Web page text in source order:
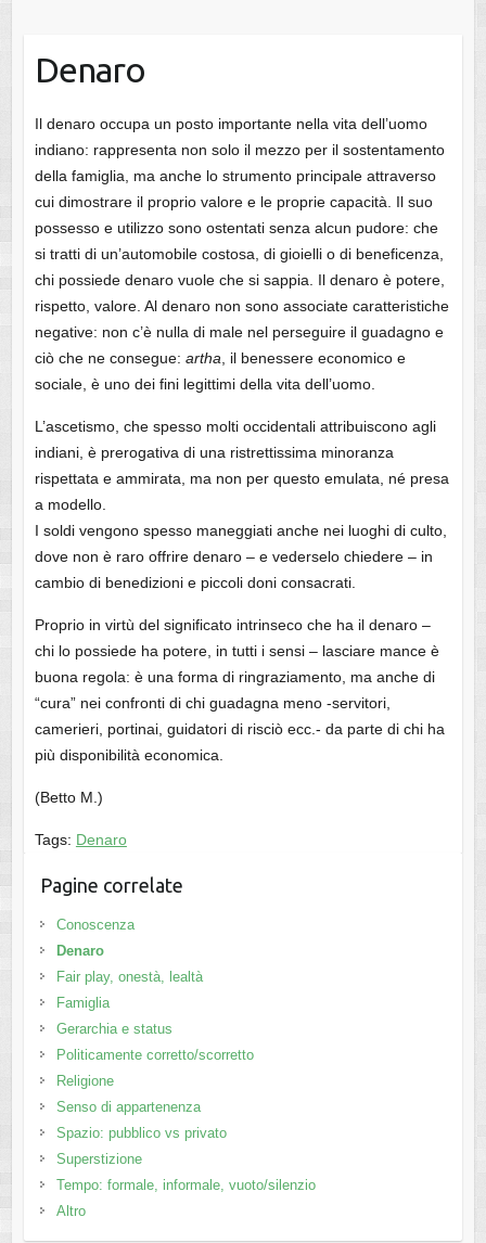
Denaro
Il denaro occupa un posto importante nella vita dell’uomo
indiano: rappresenta non solo il mezzo per il sostentamento
della famiglia, ma anche lo strumento principale attraverso
cui dimostrare il proprio valore e le proprie capacità. Il suo
possesso e utilizzo sono ostentati senza alcun pudore: che
si tratti di un’automobile costosa, di gioielli o di beneficenza,
chi possiede denaro vuole che si sappia. Il denaro è potere,
rispetto, valore. Al denaro non sono associate caratteristiche
negative: non c’è nulla di male nel perseguire il guadagno e
ciò che ne consegue: artha , il benessere economico e
sociale, è uno dei fini legittimi della vita dell’uomo.
L’ascetismo, che spesso molti occidentali attribuiscono agli
indiani, è prerogativa di una ristrettissima minoranza
rispettata e ammirata, ma non per questo emulata, né presa
a modello.
I soldi vengono spesso maneggiati anche nei luoghi di culto,
dove non è raro offrire denaro – e vederselo chiedere – in
cambio di benedizioni e piccoli doni consacrati.
Proprio in virtù del significato intrinseco che ha il denaro –
chi lo possiede ha potere, in tutti i sensi – lasciare mance è
buona regola: è una forma di ringraziamento, ma anche di
“cura” nei confronti di chi guadagna meno -servitori,
camerieri, portinai, guidatori di risciò ecc.- da parte di chi ha
più disponibilità economica.
(Betto M.)
Tags: Denaro
Pagine correlate
Conoscenza
Denaro
Fair play, onestà, lealtà
Famiglia
Gerarchia e status
Politicamente corretto/scorretto
Religione
Senso di appartenenza
Spazio: pubblico vs privato
Superstizione
Tempo: formale, informale, vuoto/silenzio
Altro